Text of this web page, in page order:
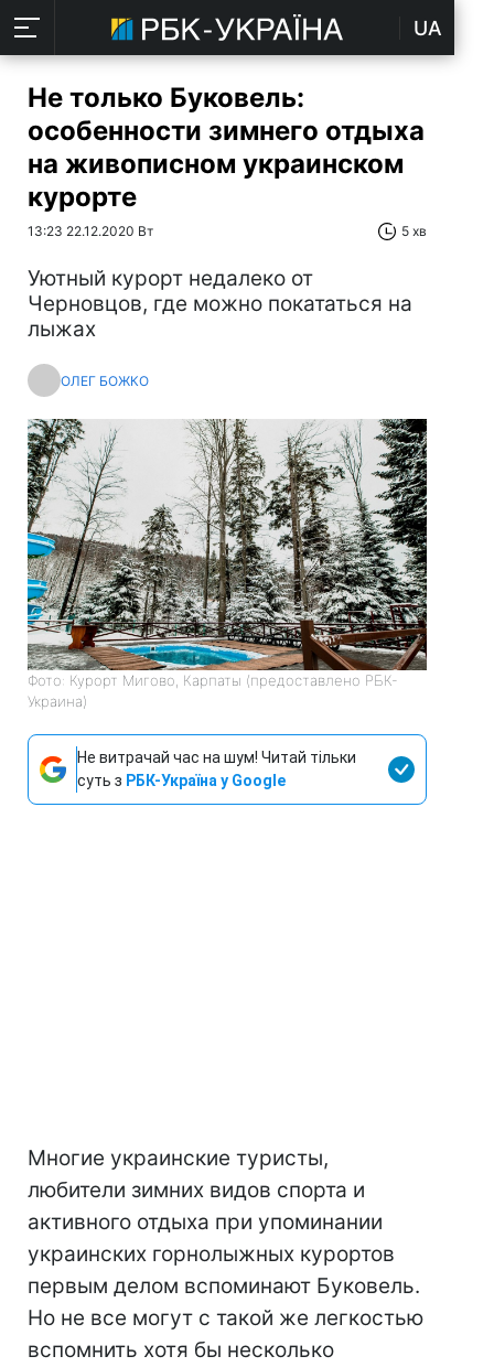
UA
Не только Буковель:
особенности зимнего отдыха
на живописном украинском
курорте
13:23 22.12.2020 Вт 5 хв
Уютный курорт недалеко от
Черновцов, где можно покататься на
лыжах
ОЛЕГ БОЖКО
Фото: Курорт Мигово, Карпаты (предоставлено РБК-
Украина)
Не витрачай час на шум! Читай тільки
суть з РБК-Україна у Google
Многие украинские туристы,
любители зимних видов спорта и
активного отдыха при упоминании
украинских горнолыжных курортов
первым делом вспоминают Буковель.
Но не все могут с такой же легкостью
вспомнить хотя бы несколько